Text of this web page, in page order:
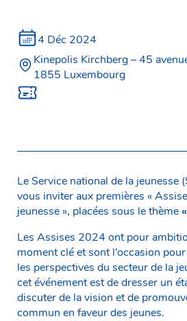
4 Déc 2024
Kinepolis Kirchberg – 45
1855 Luxembourg
Le Service national de la jeunesse
vous inviter aux premières «
jeunesse », placées sous le thème
Les Assises 2024 ont pour
moment clé et sont l’occasion
les perspectives du secteur de la
cet événement est de dresser un
discuter de la vision et de
commun en faveur des jeunes.